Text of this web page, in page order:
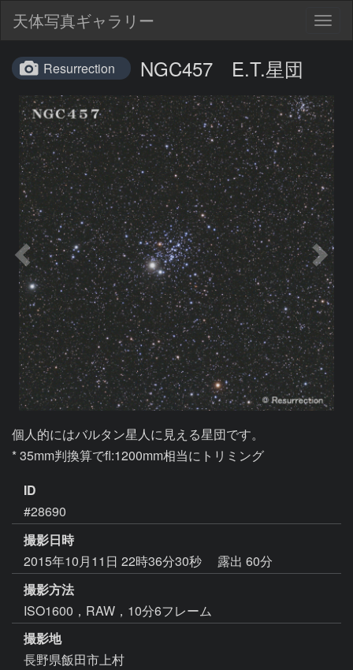
天体写真ギャラリー
Resurrection NGC457 E.T.星団
個人的にはバルタン星人に見える星団です。
* 35mm判換算でfl:1200mm相当にトリミング
ID
#28690
撮影日時
2015年10月11日 22時36分30秒
露出 60分
撮影方法
ISO1600，RAW，10分6フレーム
撮影地
長野県飯田市上村